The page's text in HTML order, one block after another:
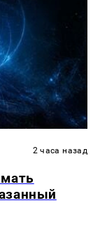
2 часа назад